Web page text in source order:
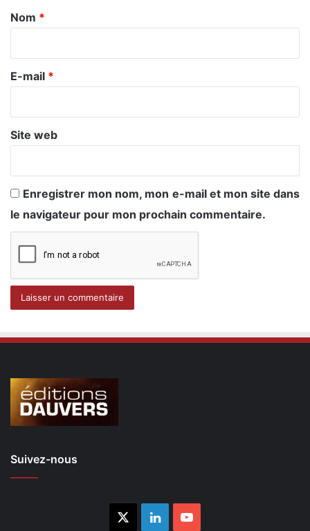
a
e
Nom *
E-mail *
Site web
Enregistrer mon nom, mon e-mail et mon site dans
le navigateur pour mon prochain commentaire.
Suivez-nous
LinkedinYouTube